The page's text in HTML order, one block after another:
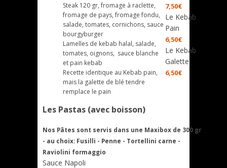
Steak 120 gr, fromage à raclette,
fromage de pays, fromage fondu,
salade, tomates, cornichons, sauce
bourgyburger
7,50€
Le Kebab
Pain
Lamelles de kebab halal, salade,
tomates, oignons, sauce blanche
et pain kebab
6,50€
Le Kebab
Galette
Recette identique au Kebab pain,
mais la galette de blé tendre
remplace le pain
6,50€
Les Pastas (avec boisson)
Nos Pâtes sont servis dans une Maxibox de 300 gr
- au choix: Fusilli - Penne - Tortellini carne -
Raviolini formaggio
Sauce Napoli